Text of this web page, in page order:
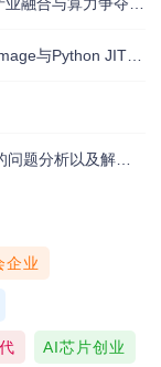
企业
AI芯片创业